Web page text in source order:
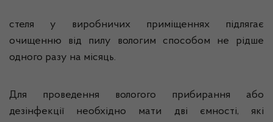
стеля у виробничих приміщеннях підлягає
очищенню від пилу вологим способом не рідше
одного разу на місяць.
Для проведення вологого прибирання або
дезінфекції необхідно мати дві ємності, які